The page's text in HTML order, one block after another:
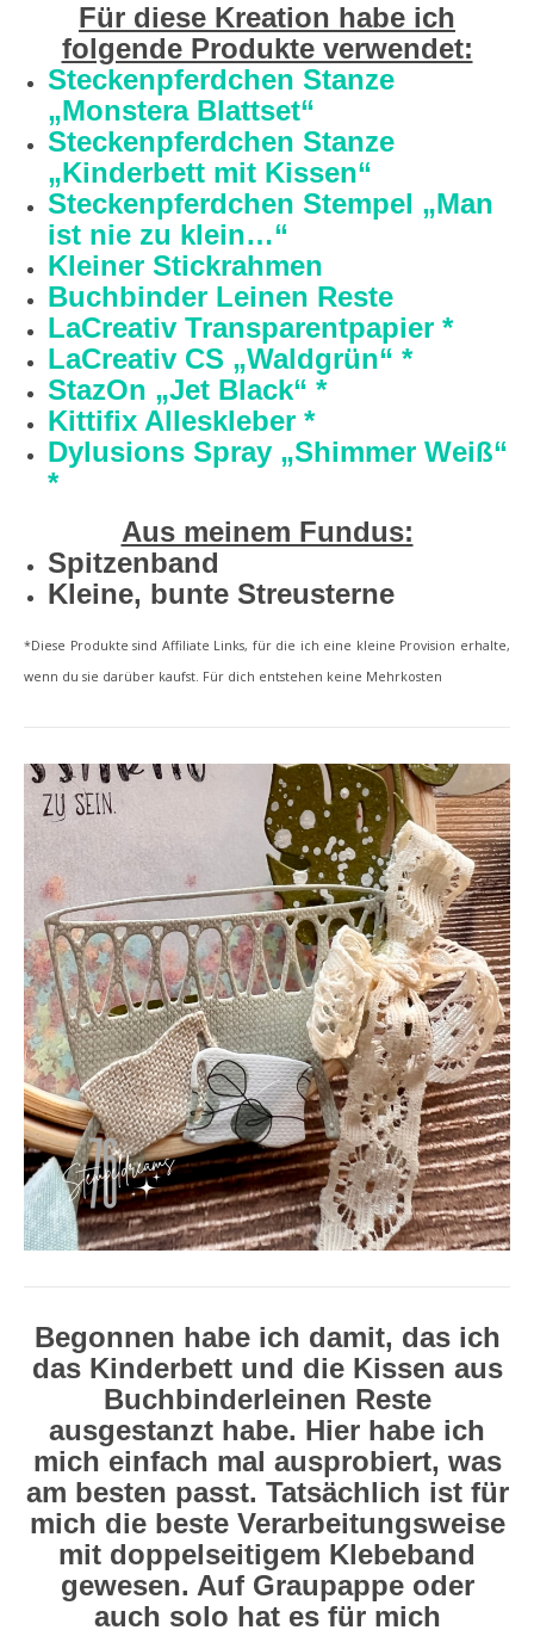
Für diese Kreation habe ich
folgende Produkte verwendet:
Steckenpferdchen Stanze
„Monstera Blattset“
Steckenpferdchen Stanze
„Kinderbett mit Kissen“
Steckenpferdchen Stempel „Man
ist nie zu klein…“
Kleiner Stickrahmen
Buchbinder Leinen Reste
LaCreativ Transparentpapier *
LaCreativ CS „Waldgrün“ *
StazOn „Jet Black“ *
Kittifix Alleskleber *
Dylusions Spray „Shimmer Weiß“
*
Aus meinem Fundus:
Spitzenband
Kleine, bunte Streusterne
*Diese Produkte sind Affiliate Links, für die ich eine kleine Provision erhalte,
wenn du sie darüber kaufst. Für dich entstehen keine Mehrkosten
Begonnen habe ich damit, das ich
das Kinderbett und die Kissen aus
Buchbinderleinen Reste
ausgestanzt habe. Hier habe ich
mich einfach mal ausprobiert, was
am besten passt. Tatsächlich ist für
mich die beste Verarbeitungsweise
mit doppelseitigem Klebeband
gewesen. Auf Graupappe oder
auch solo hat es für mich